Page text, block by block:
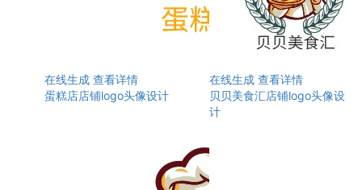
在线生成 查看详情
蛋糕店店铺logo头像设计
在线生成 查看详情
贝贝美食汇店铺logo头像设
计